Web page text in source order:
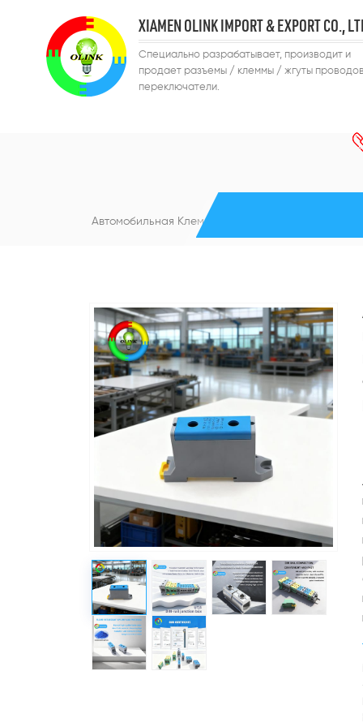
XIAMEN OLINK IMPORT & EXPORT CO.,
Специально разрабатывает, производит и
продает разъемы / клеммы / жгуты
переключатели.
Автомобильная Клеммная Колодка С Винтовыми